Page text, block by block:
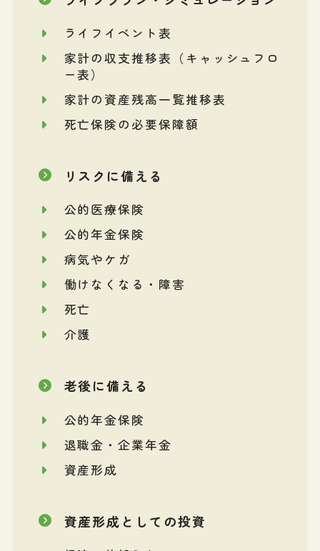
ライフイベント表
家計の収支推移表（キャッシュフロ
ー表）
家計の資産残高一覧推移表
死亡保険の必要保障額
リスクに備える
公的医療保険
公的年金保険
病気やケガ
働けなくなる・障害
死亡
介護
老後に備える
公的年金保険
退職金・企業年金
資産形成
資産形成としての投資